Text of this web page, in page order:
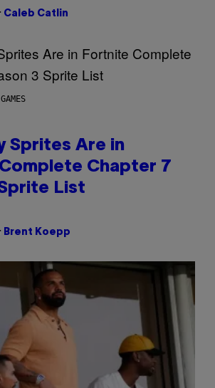
Caleb Catlin
Sprites Are in
Chapter 7
List
Brent Koepp